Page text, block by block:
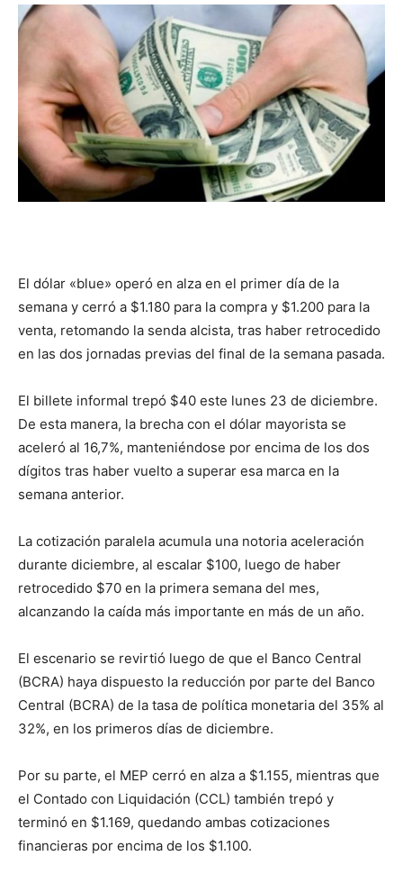
::
La
es
lo
se
El dólar «blue» operó en alza en el primer día de la
semana y cerró a $1.180 para la compra y $1.200 para la
venta, retomando la senda alcista, tras haber retrocedido
en las dos jornadas previas del final de la semana pasada.
El billete informal trepó $40 este lunes 23 de diciembre.
De esta manera, la brecha con el dólar mayorista se
aceleró al 16,7%, manteniéndose por encima de los dos
dígitos tras haber vuelto a superar esa marca en la
semana anterior.
La cotización paralela acumula una notoria aceleración
durante diciembre, al escalar $100, luego de haber
retrocedido $70 en la primera semana del mes,
alcanzando la caída más importante en más de un año.
El escenario se revirtió luego de que el Banco Central
(BCRA) haya dispuesto la reducción por parte del Banco
Central (BCRA) de la tasa de política monetaria del 35% al
32%, en los primeros días de diciembre.
Por su parte, el MEP cerró en alza a $1.155, mientras que
el Contado con Liquidación (CCL) también trepó y
terminó en $1.169, quedando ambas cotizaciones
financieras por encima de los $1.100.